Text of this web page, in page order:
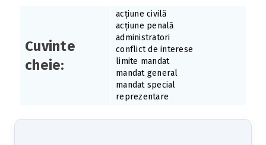
Cuvinte
cheie:
acțiune civilă
acțiune penală
administratori
conflict de interese
limite mandat
mandat general
mandat special
reprezentare